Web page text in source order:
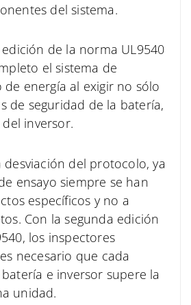
del sistema.
de la norma UL9540
el sistema de
energía al exigir no sólo
de seguridad de la batería,
inversor.
desviación del protocolo, ya
ensayo siempre se han
específicos y no a
Con la segunda edición
los inspectores
necesario que cada
e inversor supere la
unidad.